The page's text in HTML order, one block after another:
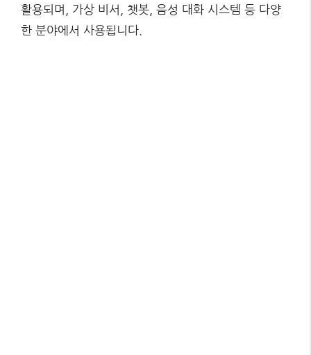
활용되며, 가상 비서, 챗봇, 음성 대화 시스템 등 다양
한 분야에서 사용됩니다.